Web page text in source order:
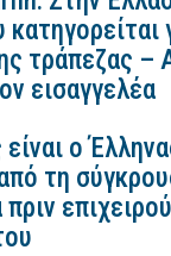
τράπεζας –
εισαγγελέα
ο
τη